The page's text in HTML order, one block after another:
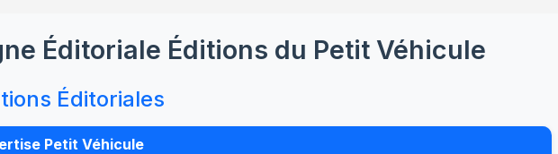
Éditoriale Éditions du Petit Véhicule
Éditoriales
Petit Véhicule